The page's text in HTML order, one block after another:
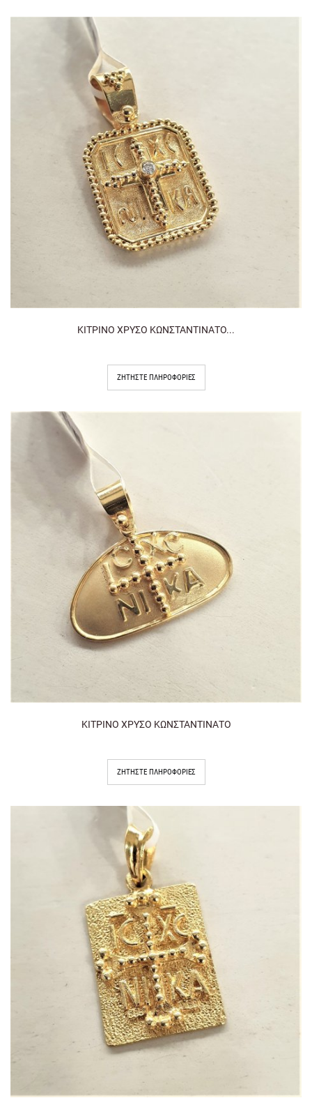
ΚΙΤΡΙΝΟ ΧΡΥΣΟ ΚΩΝΣΤΑΝΤΙΝΑΤΟ...
ΖΗΤΉΣΤΕ ΠΛΗΡΟΦΟΡΊΕΣ
ΚΙΤΡΙΝΟ ΧΡΥΣΟ ΚΩΝΣΤΑΝΤΙΝΑΤΟ
ΖΗΤΉΣΤΕ ΠΛΗΡΟΦΟΡΊΕΣ